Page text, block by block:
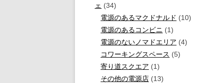
ェ (34)
電源のあるマクドナルド (10)
電源のあるコンビニ (1)
電源のないノマドエリア (4)
コワーキングスペース (5)
寄り道スクエア (1)
その他の電源店 (13)